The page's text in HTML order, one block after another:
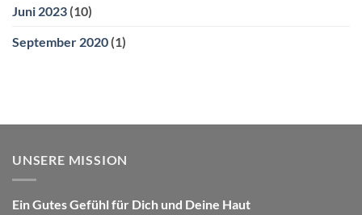
Juni 2023 (10)
September 2020 (1)
UNSERE MISSION
Ein Gutes Gefühl für Dich und Deine Haut